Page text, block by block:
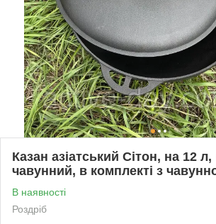
Казан азіатський Сітон, на 12 л,
чавунний, в комплекті з
В наявності
Роздріб